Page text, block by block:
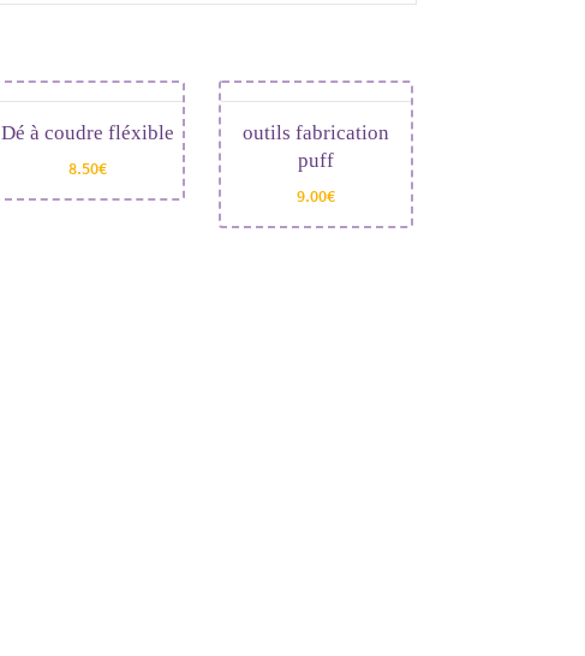
Dé à coudre fléxible
8.50€
outils fabrication
puff
9.00€